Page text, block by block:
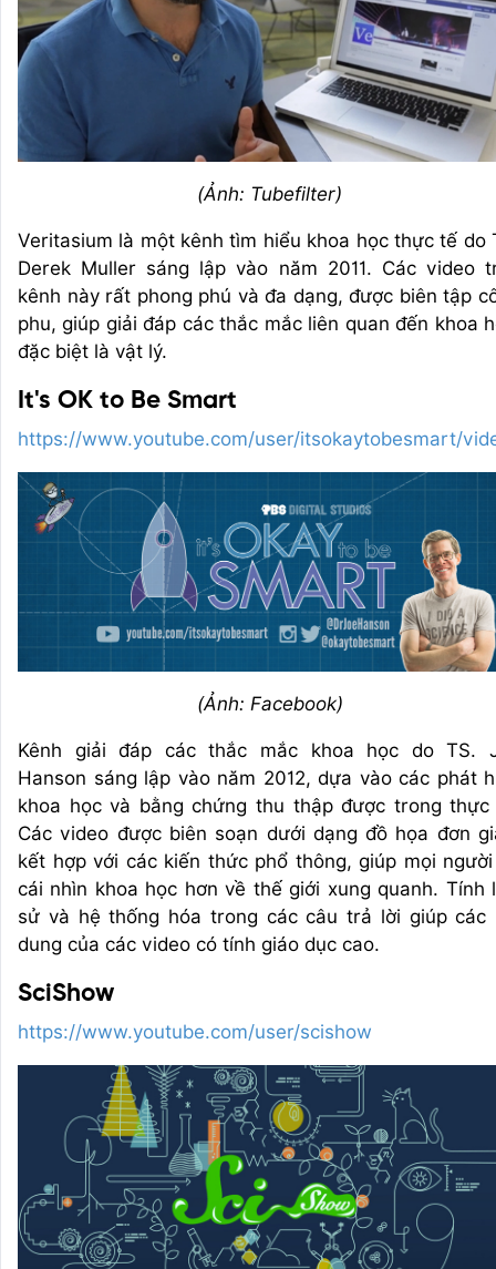
(Ảnh: Tubefilter)
Veritasium là một kênh tìm hiểu khoa học thực tế do
Derek Muller sáng lập vào năm 2011. Các video
kênh này rất phong phú và đa dạng, được biên tập
phu, giúp giải đáp các thắc mắc liên quan đến khoa
đặc biệt là vật lý.
It's OK to Be Smart
https://www.youtube.com/user/itsokaytobesmart/
(Ảnh: Facebook)
Kênh giải đáp các thắc mắc khoa học do TS.
Hanson sáng lập vào năm 2012, dựa vào các phát
khoa học và bằng chứng thu thập được trong thực
Các video được biên soạn dưới dạng đồ họa đơn
kết hợp với các kiến thức phổ thông, giúp mọi
cái nhìn khoa học hơn về thế giới xung quanh. Tính
sử và hệ thống hóa trong các câu trả lời giúp các
dung của các video có tính giáo dục cao.
SciShow
https://www.youtube.com/user/scishow